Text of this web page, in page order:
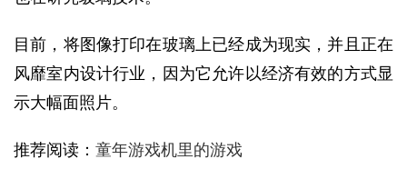
目前，将图像打印在玻璃上已经成为现实，并且正在
风靡室内设计行业，因为它允许以经济有效的方式显
示大幅面照片。
推荐阅读： 童年游戏机里的游戏